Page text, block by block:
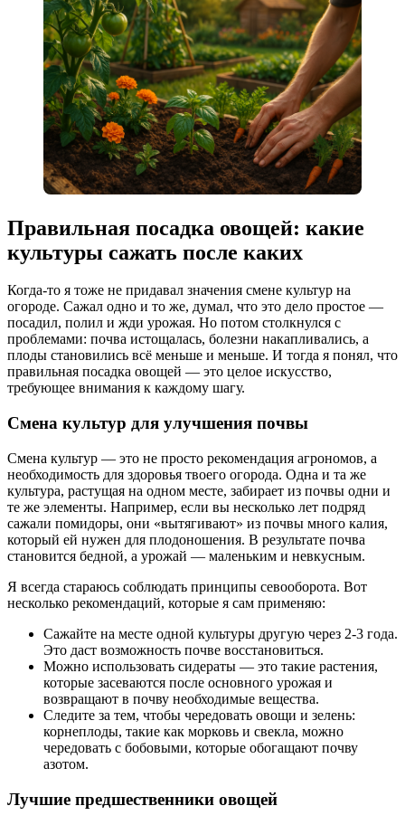
Правильная посадка овощей: какие
культуры сажать после каких
Когда-то я тоже не придавал значения смене культур на
огороде. Сажал одно и то же, думал, что это дело простое —
посадил, полил и жди урожая. Но потом столкнулся с
проблемами: почва истощалась, болезни накапливались, а
плоды становились всё меньше и меньше. И тогда я понял, что
правильная посадка овощей — это целое искусство,
требующее внимания к каждому шагу.
Смена культур для улучшения почвы
Смена культур — это не просто рекомендация агрономов, а
необходимость для здоровья твоего огорода. Одна и та же
культура, растущая на одном месте, забирает из почвы одни и
те же элементы. Например, если вы несколько лет подряд
сажали помидоры, они «вытягивают» из почвы много калия,
который ей нужен для плодоношения. В результате почва
становится бедной, а урожай — маленьким и невкусным.
Я всегда стараюсь соблюдать принципы севооборота. Вот
несколько рекомендаций, которые я сам применяю:
Сажайте на месте одной культуры другую через 2-3 года.
Это даст возможность почве восстановиться.
Можно использовать сидераты — это такие растения,
которые засеваются после основного урожая и
возвращают в почву необходимые вещества.
Следите за тем, чтобы чередовать овощи и зелень:
корнеплоды, такие как морковь и свекла, можно
чередовать с бобовыми, которые обогащают почву
азотом.
Лучшие предшественники овощей